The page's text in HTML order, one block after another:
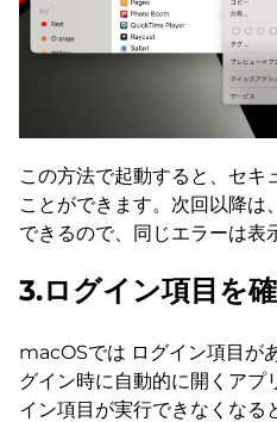
この方法で起動すると、セキ
ことができます。次回以降は
できるので、同じエラーは表
3.ログイン項目を確
macOSでは ログイン項目が
グイン時に自動的に開くアプ
イン項目が実行できなくなる